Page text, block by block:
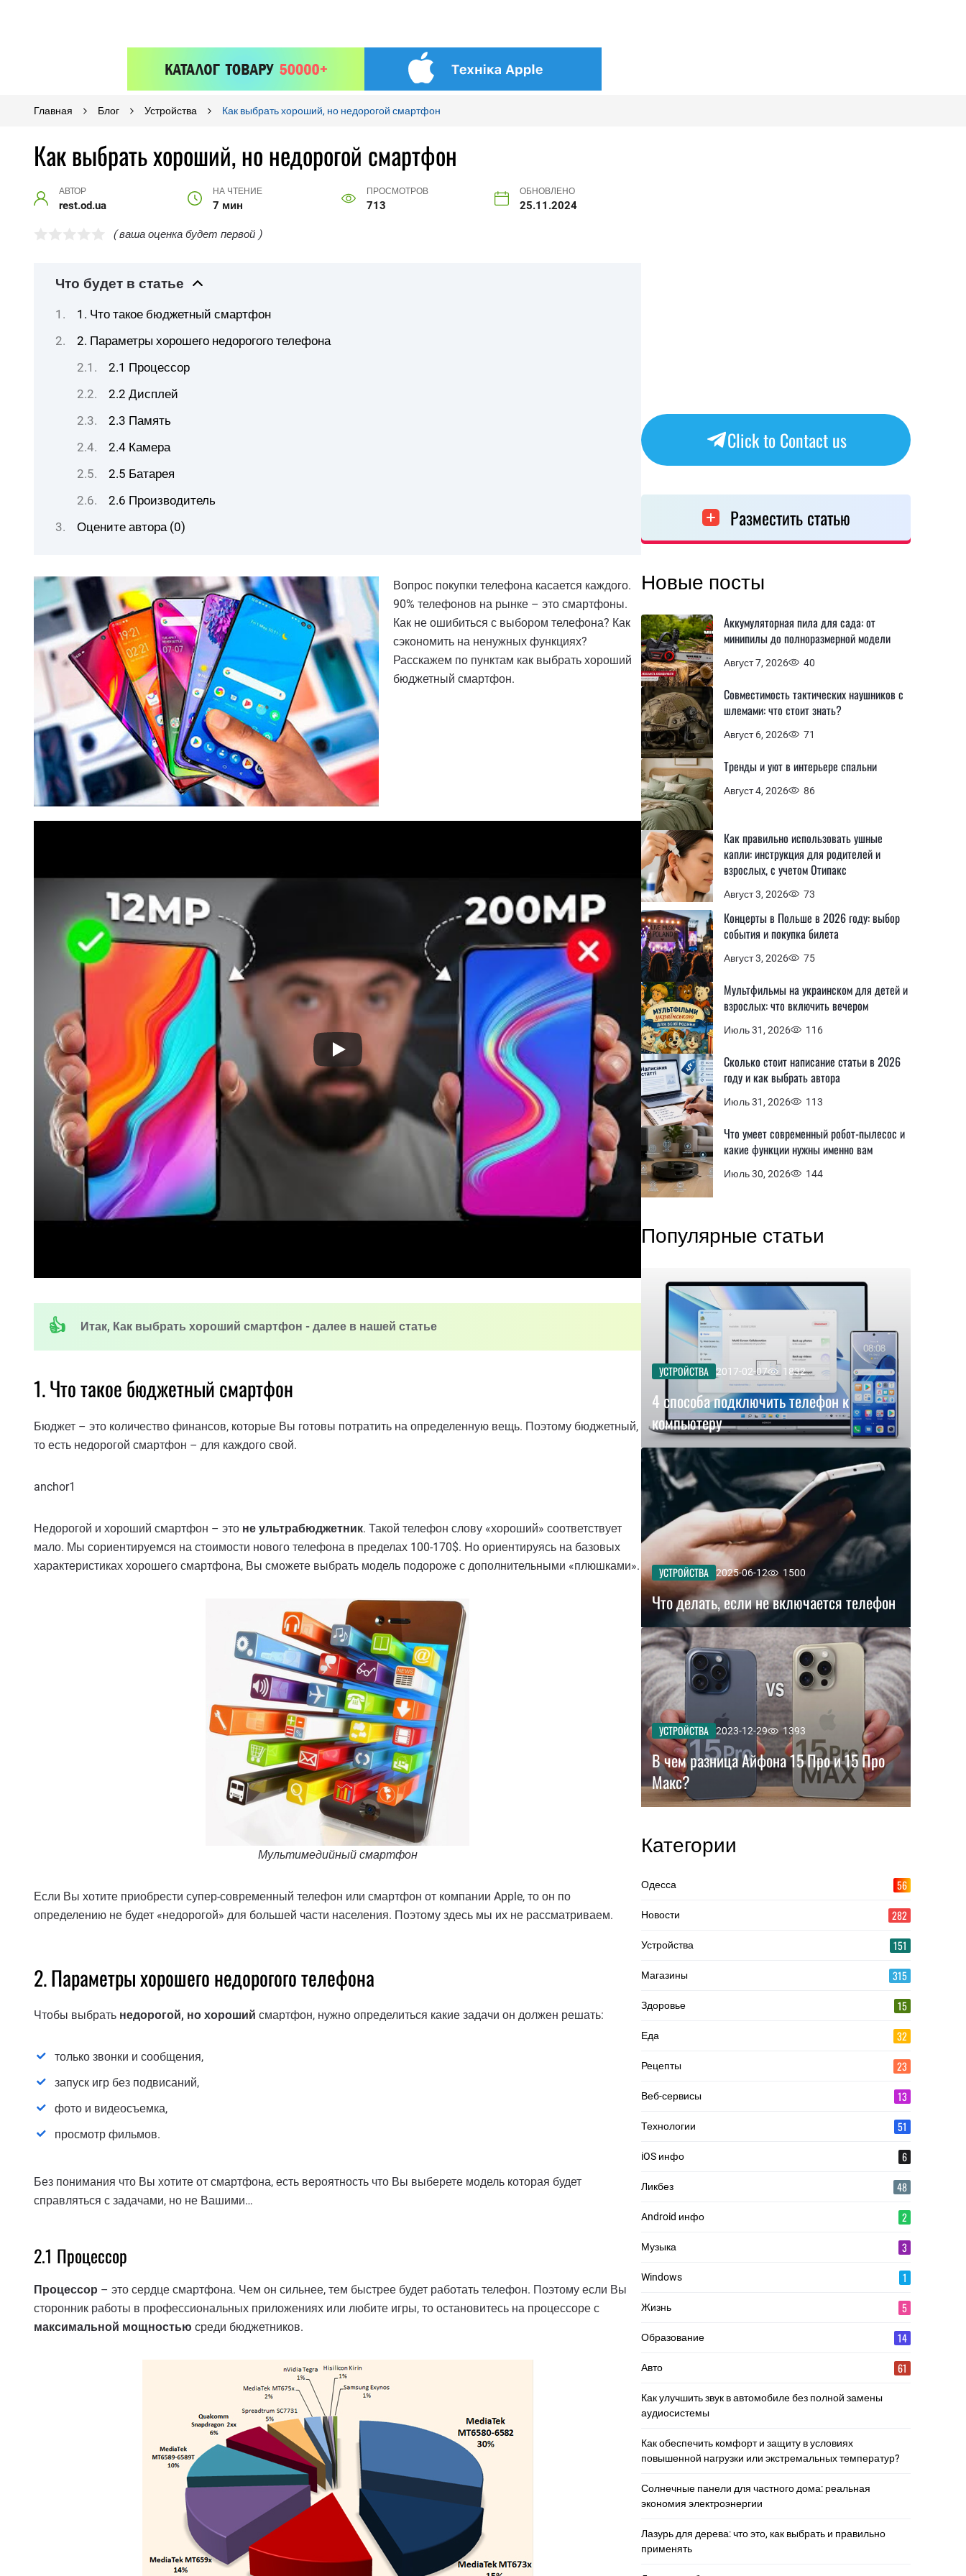
Главная Блог Устройства Как выбрать хороший, но недорогой смартфон
Как выбрать хороший, но недорогой смартфон
АВТОР
rest.od.ua
НА ЧТЕНИЕ
7 мин
ПРОСМОТРОВ
713
ОБНОВЛЕНО
25.11.2024
( ваша оценка будет первой )
Что будет в статье
1. Что такое бюджетный смартфон
2. Параметры хорошего недорогого телефона
2.1 Процессор
2.2 Дисплей
2.3 Память
2.4 Камера
2.5 Батарея
2.6 Производитель
Оцените автора (0)
Вопрос покупки телефона касается каждого.
90% телефонов на рынке – это смартфоны.
Как не ошибиться с выбором телефона? Как
сэкономить на ненужных функциях?
Расскажем по пунктам как выбрать хороший
бюджетный смартфон.
Итак, Как выбрать хороший смартфон - далее в нашей статье
1. Что такое бюджетный смартфон
Бюджет – это количество финансов, которые Вы готовы потратить на определенную вещь. Поэтому бюджетный,
то есть недорогой смартфон – для каждого свой.
anchor1
Недорогой и хороший смартфон – это не ультрабюджетник. Такой телефон слову «хороший» соответствует
мало. Мы сориентируемся на стоимости нового телефона в пределах 100-170$. Но ориентируясь на базовых
характеристиках хорошего смартфона, Вы сможете выбрать модель подороже с дополнительными «плюшками».
Мультимедийный смартфон
Если Вы хотите приобрести супер-современный телефон или смартфон от компании Apple, то он по
определению не будет «недорогой» для большей части населения. Поэтому здесь мы их не рассматриваем.
2. Параметры хорошего недорогого телефона
Чтобы выбрать недорогой, но хороший смартфон, нужно определиться какие задачи он должен решать:
только звонки и сообщения,
запуск игр без подвисаний,
фото и видеосъемка,
просмотр фильмов.
Без понимания что Вы хотите от смартфона, есть вероятность что Вы выберете модель которая будет
справляться с задачами, но не Вашими…
2.1 Процессор
Процессор – это сердце смартфона. Чем он сильнее, тем быстрее будет работать телефон. Поэтому если Вы
сторонник работы в профессиональных приложениях или любите игры, то остановитесь на процессоре с
максимальной мощностью среди бюджетников.
Click to Contact us
Разместить статью
Новые посты
Август 7, 2026 40
Аккумуляторная пила для сада: от
минипилы до полноразмерной модели
Август 6, 2026 71
Совместимость тактических наушников с
шлемами: что стоит знать?
Август 4, 2026 86
Тренды и уют в интерьере спальни
Август 3, 2026 73
Как правильно использовать ушные
капли: инструкция для родителей и
взрослых, с учетом Отипакс
Август 3, 2026 75
Концерты в Польше в 2026 году: выбор
события и покупка билета
Июль 31, 2026 116
Мультфильмы на украинском для детей и
взрослых: что включить вечером
Июль 31, 2026 113
Сколько стоит написание статьи в 2026
году и как выбрать автора
Июль 30, 2026 144
Что умеет современный робот-пылесос и
какие функции нужны именно вам
Популярные статьи
УСТРОЙСТВА 2017-02-07 1832
4 способа подключить телефон к
компьютеру
УСТРОЙСТВА 2025-06-12 1500
Что делать, если не включается телефон
УСТРОЙСТВА 2023-12-29 1393
В чем разница Айфона 15 Про и 15 Про
Макс?
Категории
Одесса 56
Новости 282
Устройства 151
Магазины 315
Здоровье 15
Еда 32
Рецепты 23
Веб-сервисы 13
Технологии 51
iOS инфо 6
Ликбез 48
Android инфо 2
Музыка 3
Windows 1
Жизнь 5
Образование 14
Авто 61
Как улучшить звук в автомобиле без полной замены
аудиосистемы
Как обеспечить комфорт и защиту в условиях
повышенной нагрузки или экстремальных температур?
Солнечные панели для частного дома: реальная
экономия электроэнергии
Лазурь для дерева: что это, как выбрать и правильно
применять